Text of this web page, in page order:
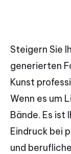
Steigern Sie
generierten
Kunst
Wenn es um
Bände. Es ist
Eindruck bei
und